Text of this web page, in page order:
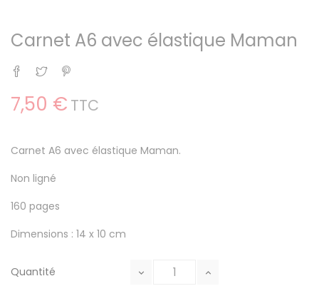
Carnet A6 avec élastique Maman
Partager
Tweet
7,50 € TTC
Carnet A6 avec élastique Maman.
Non ligné
160 pages
Dimensions : 14 x 10 cm
Quantité